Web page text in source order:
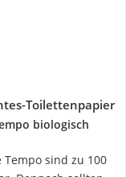
Toilettenpapier
biologisch
sind zu 100